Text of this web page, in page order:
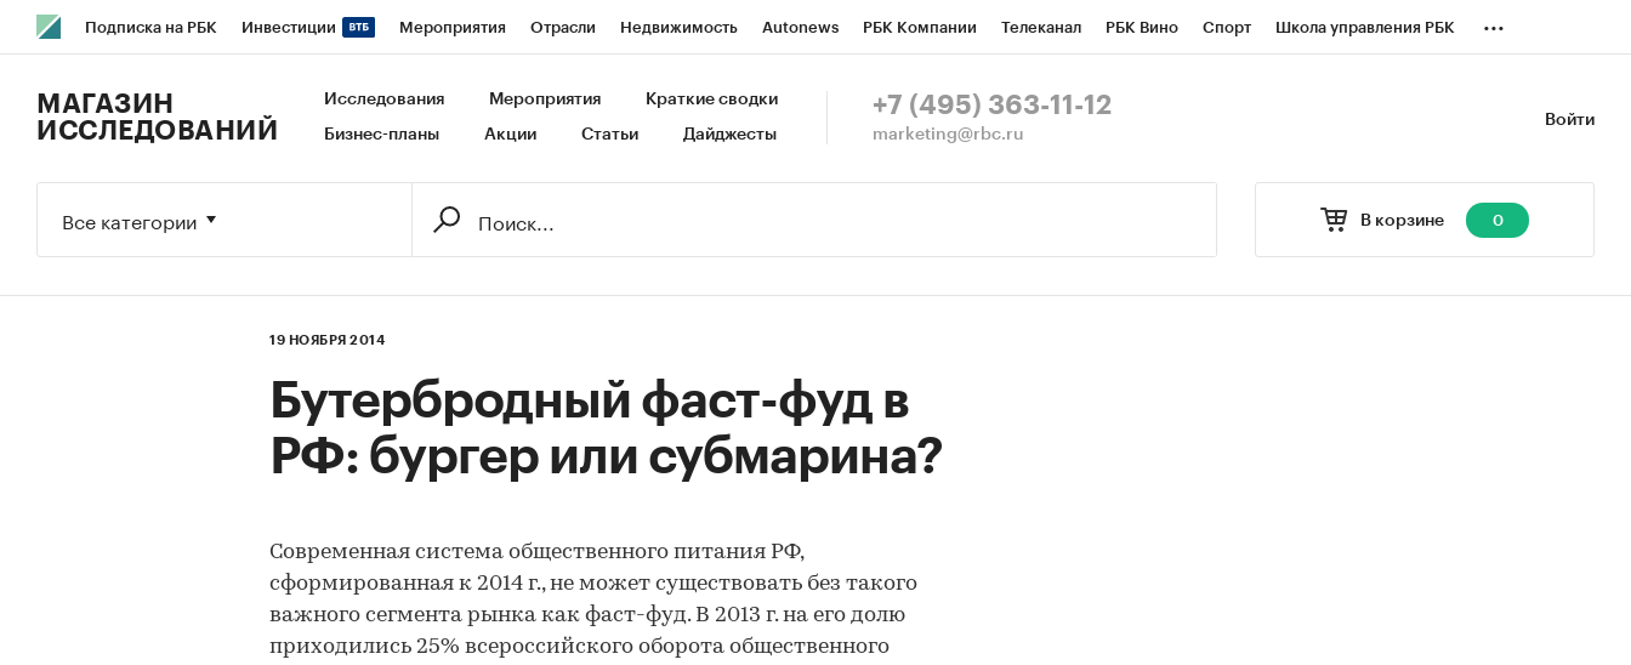
Подписка на РБК Инвестиции Мероприятия Отрасли Недвижимость Autonews РБК Компании Телеканал РБК Вино Спорт Школа управления РБК
Исследования Кредитные рейтинги Франшизы Газета Спецпроекты СПб Конференции СПб Спецпроекты
...
Войти
МАГАЗИН
ИССЛЕДОВАНИЙ
Исследования Мероприятия Краткие сводки
Бизнес-планы Акции Статьи Дайджесты
+7 (495) 363-11-12
marketing@rbc.ru
В корзине 0
Все категории
19 НОЯБРЯ 2014
Бутербродный фаст-фуд в
РФ: бургер или субмарина?
Современная система общественного питания РФ,
сформированная к 2014 г., не может существовать без такого
важного сегмента рынка как фаст-фуд. В 2013 г. на его долю
приходились 25% всероссийского оборота общественного